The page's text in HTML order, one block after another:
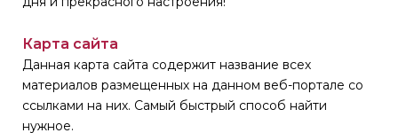
Карта сайта
Данная карта сайта содержит название всех
материалов размещенных на данном веб-портале со
ссылками на них. Самый быстрый способ найти
нужное.